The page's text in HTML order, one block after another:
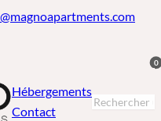
0
Hébergements
Contact